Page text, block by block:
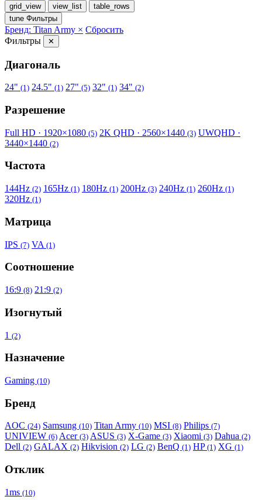
grid_view view_list
table_rows
tune Фильтры
Бренд: Titan Army × Сбросить
Фильтры
✕
Диагональ
24" (1) 24.5" (1) 27" (5) 32" (1) 34" (2)
Разрешение
Full HD · 1920×1080 (5) 2K QHD · 2560×1440 (3) UWQHD ·
3440×1440 (2)
Частота
144Hz (2) 165Hz (1) 180Hz (1) 200Hz (3) 240Hz (1) 260Hz (1)
320Hz (1)
Матрица
IPS (7) VA (1)
Соотношение
16:9 (8) 21:9 (2)
Изогнутый
1 (2)
Назначение
Gaming (10)
Бренд
AOC (24) Samsung (10) Titan Army (10) MSI (8) Philips (7)
UNIVIEW (6) Acer (3) ASUS (3) X-Game (3) Xiaomi (3) Dahua (2)
Dell (2) GALAX (2) Hikvision (2) LG (2) BenQ (1) HP (1) XG (1)
Отклик
1ms (10)